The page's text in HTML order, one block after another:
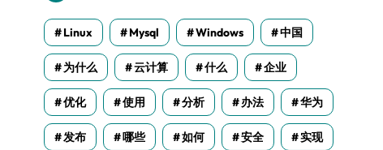
Linux Mysql Windows 中国
为什么 云计算 什么 企业
优化 使用 分析 办法 华为
发布 哪些 如何 安全 实现